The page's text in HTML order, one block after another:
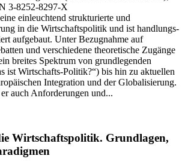
3-8252-8297-X
einleuchtend strukturierte und
in die Wirtschaftspolitik und ist handlungs-
aufgebaut. Unter Bezugnahme auf
und verschiedene theoretische Zugänge
breites Spektrum von grundlegenden
ist Wirtschafts-Politik?“) bis hin zu aktuellen
Integration und der Globalisierung.
auch Anforderungen und...
Wirtschaftspolitik. Grundlagen,